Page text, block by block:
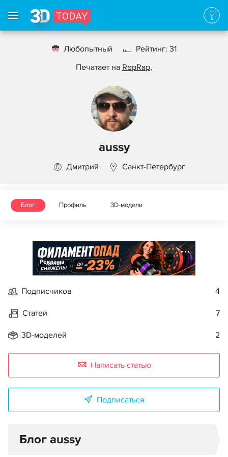
Любопытный
Рейтинг: 31
Печатает на RepRap,
aussy
Дмитрий Санкт-Петербург
Блог Профиль 3D-модели
Реклама
Подписчиков 4
Статей 7
3D-моделей 2
Написать статью
Подписаться
Блог aussy